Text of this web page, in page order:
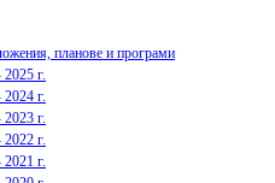
планове и програми
г.
г.
г.
г.
г.